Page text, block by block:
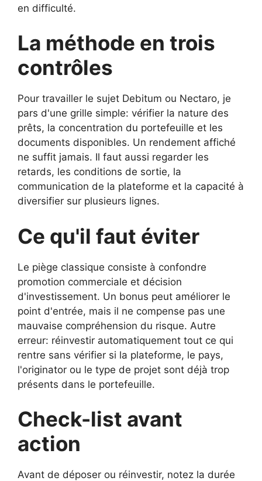
en difficulté.
La méthode en trois
contrôles
Pour travailler le sujet Debitum ou Nectaro, je
pars d'une grille simple: vérifier la nature des
prêts, la concentration du portefeuille et les
documents disponibles. Un rendement affiché
ne suffit jamais. Il faut aussi regarder les
retards, les conditions de sortie, la
communication de la plateforme et la capacité à
diversifier sur plusieurs lignes.
Ce qu'il faut éviter
Le piège classique consiste à confondre
promotion commerciale et décision
d'investissement. Un bonus peut améliorer le
point d'entrée, mais il ne compense pas une
mauvaise compréhension du risque. Autre
erreur: réinvestir automatiquement tout ce qui
rentre sans vérifier si la plateforme, le pays,
l'originator ou le type de projet sont déjà trop
présents dans le portefeuille.
Check-list avant
action
Avant de déposer ou réinvestir, notez la durée